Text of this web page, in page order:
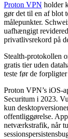
Proton VPN holder
gør det til en af blot
målepunkter.
uafhængigt
privatlivsrekord på
Stealth-protokollen
gratis tier uden
teste før de
Proton VPN’s iOS-
Securitum i 2023.
kun
offentliggørelse.
netværkstrafik, når